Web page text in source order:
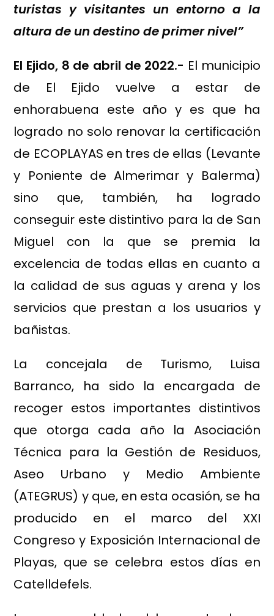
turistas y visitantes un entorno a la
altura de un destino de primer nivel”
El Ejido, 8 de abril de 2022.- El municipio
de El Ejido vuelve a estar de
enhorabuena este año y es que ha
logrado no solo renovar la certificación
de ECOPLAYAS en tres de ellas (Levante
y Poniente de Almerimar y Balerma)
sino que, también, ha logrado
conseguir este distintivo para la de San
Miguel con la que se premia la
excelencia de todas ellas en cuanto a
la calidad de sus aguas y arena y los
servicios que prestan a los usuarios y
bañistas.
La concejala de Turismo, Luisa
Barranco, ha sido la encargada de
recoger estos importantes distintivos
que otorga cada año la Asociación
Técnica para la Gestión de Residuos,
Aseo Urbano y Medio Ambiente
(ATEGRUS) y que, en esta ocasión, se ha
producido en el marco del XXI
Congreso y Exposición Internacional de
Playas, que se celebra estos días en
Catelldefels.